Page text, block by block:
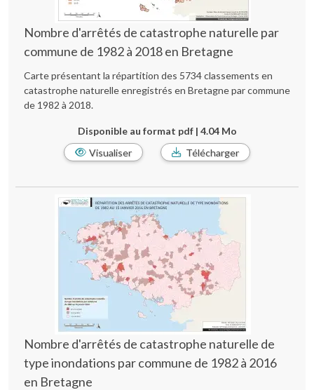
Nombre d'arrêtés de catastrophe naturelle par
commune de 1982 à 2018 en Bretagne
Carte présentant la répartition des 5734 classements en
catastrophe naturelle enregistrés en Bretagne par commune
de 1982 à 2018.
Disponible au format pdf | 4.04 Mo
Visualiser
Télécharger
Nombre d'arrêtés de catastrophe naturelle de
type inondations par commune de 1982 à 2016
en Bretagne